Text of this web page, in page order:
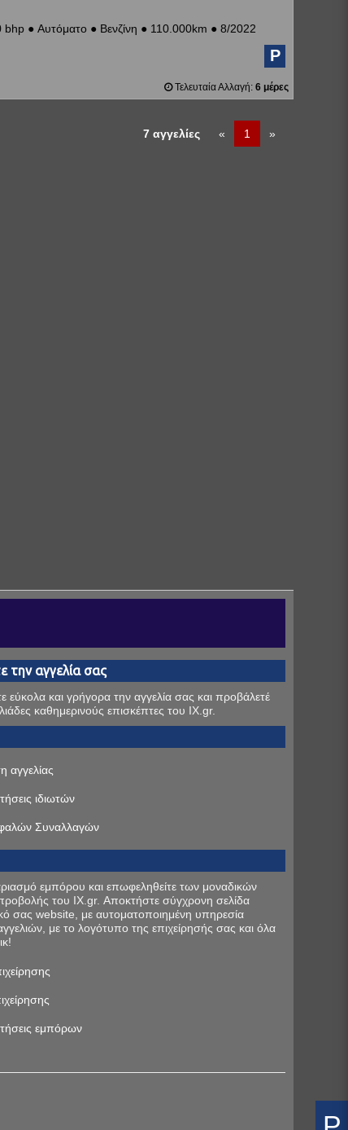
bhp ●Αυτόματο ●Βενζίνη ●110.000km ●8/2022
P
Τελευταία Αλλαγή: 6 μέρες
7 αγγελίες « 1 »
την αγγελία σας
εύκολα και γρήγορα την αγγελία σας και προβάλετέ
καθημερινούς επισκέπτες του IX.gr.
αγγελίας
ιδιωτών
Συναλλαγών
εμπόρου και επωφεληθείτε των μοναδικών
του IX.gr. Αποκτήστε σύγχρονη σελίδα
σας website, με αυτοματοποιημένη υπηρεσία
με το λογότυπο της επιχείρησής σας και όλα
εμπόρων